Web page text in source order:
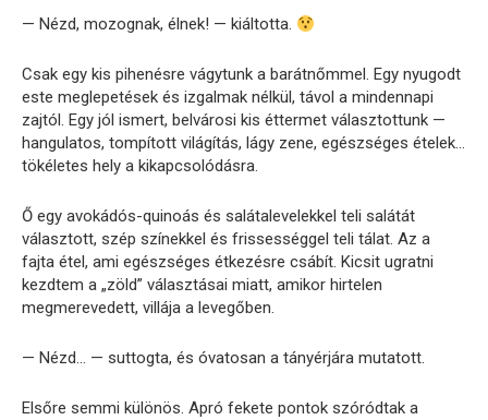
— Nézd, mozognak, élnek! — kiáltotta.
Csak egy kis pihenésre vágytunk a barátnőmmel. Egy nyugodt
este meglepetések és izgalmak nélkül, távol a mindennapi
zajtól. Egy jól ismert, belvárosi kis éttermet választottunk —
hangulatos, tompított világítás, lágy zene, egészséges ételek…
tökéletes hely a kikapcsolódásra.
Ő egy avokádós-quinoás és salátalevelekkel teli salátát
választott, szép színekkel és frissességgel teli tálat. Az a
fajta étel, ami egészséges étkezésre csábít. Kicsit ugratni
kezdtem a „zöld” választásai miatt, amikor hirtelen
megmerevedett, villája a levegőben.
— Nézd… — suttogta, és óvatosan a tányérjára mutatott.
Elsőre semmi különös. Apró fekete pontok szóródtak a